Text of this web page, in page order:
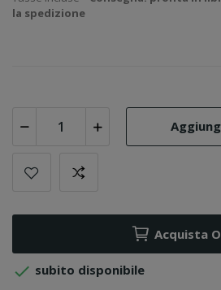
la spedizione
Acquista
 subito disponibile